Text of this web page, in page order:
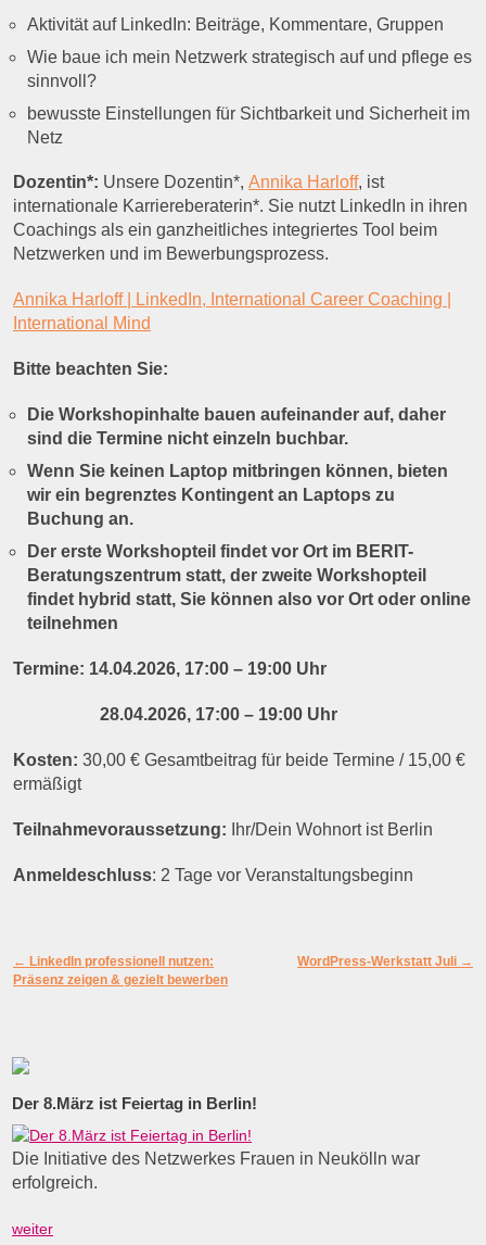
Aktivität auf LinkedIn: Beiträge, Kommentare, Gruppen
Wie baue ich mein Netzwerk strategisch auf und pflege es
sinnvoll?
bewusste Einstellungen für Sichtbarkeit und Sicherheit im
Netz
Dozentin*: Unsere Dozentin*, Annika Harloff, ist
internationale Karriereberaterin*. Sie nutzt LinkedIn in ihren
Coachings als ein ganzheitliches integriertes Tool beim
Netzwerken und im Bewerbungsprozess.
Annika Harloff | LinkedIn, International Career Coaching |
International Mind
Bitte beachten Sie:
Die Workshopinhalte bauen aufeinander auf, daher
sind die Termine nicht einzeln buchbar.
Wenn Sie keinen Laptop mitbringen können, bieten
wir ein begrenztes Kontingent an Laptops zu
Buchung an.
Der erste Workshopteil findet vor Ort im BERIT-
Beratungszentrum statt, der zweite Workshopteil
findet hybrid statt, Sie können also vor Ort oder online
teilnehmen
Termine: 14.04.2026, 17:00 – 19:00 Uhr
28.04.2026, 17:00 – 19:00 Uhr
Kosten: 30,00 € Gesamtbeitrag für beide Termine / 15,00 €
ermäßigt
Teilnahmevoraussetzung: Ihr/Dein Wohnort ist Berlin
Anmeldeschluss: 2 Tage vor Veranstaltungsbeginn
Artikelnavigation
←
LinkedIn professionell nutzen:
Präsenz zeigen & gezielt bewerben
WordPress-Werkstatt Juli →
Der 8.März ist Feiertag in Berlin!
Die Initiative des Netzwerkes Frauen in Neukölln war
erfolgreich.
weiter